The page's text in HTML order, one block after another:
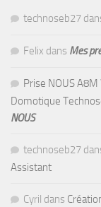
technoseb27
Felix dans Mes
Prise NOUS
Domotique
NOUS
technoseb27
Assistant
Cyril dans